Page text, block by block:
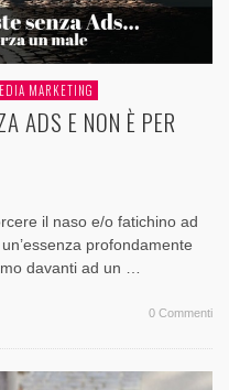
MARKETING
ADS E NON È PER
il naso e/o fatichino ad
profondamente
davanti ad un …
0 Commenti